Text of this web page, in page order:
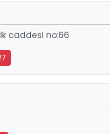
caddesi no:66